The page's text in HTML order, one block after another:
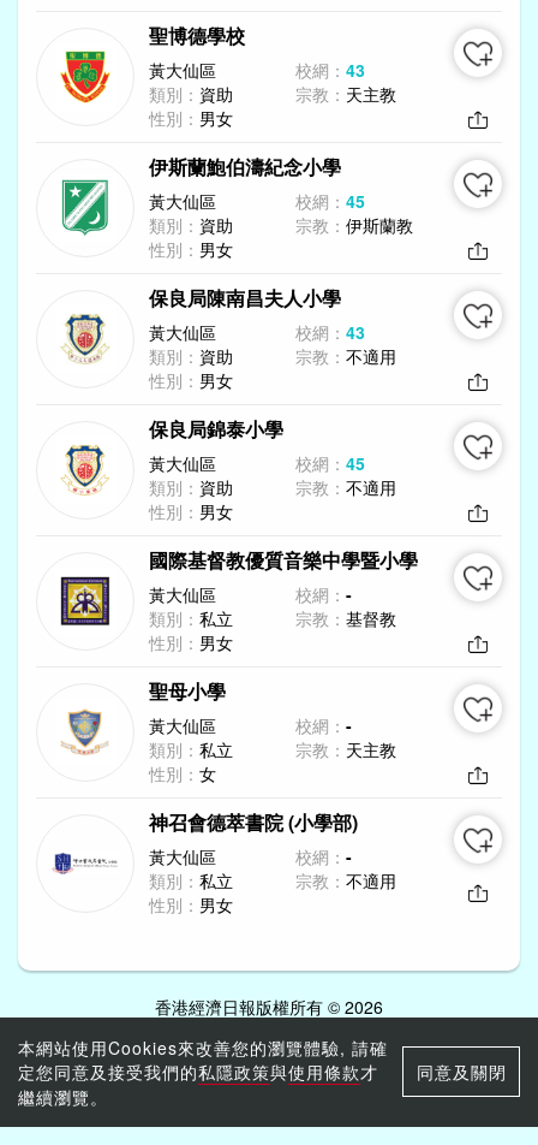
聖博德學校
黃大仙區 校網： 43
類別： 資助 宗教： 天主教
性別： 男女
伊斯蘭鮑伯濤紀念小學
黃大仙區 校網： 45
類別： 資助 宗教： 伊斯蘭教
性別： 男女
保良局陳南昌夫人小學
黃大仙區 校網： 43
類別： 資助 宗教： 不適用
性別： 男女
保良局錦泰小學
黃大仙區 校網： 45
類別： 資助 宗教： 不適用
性別： 男女
國際基督教優質音樂中學暨小學
黃大仙區 校網： -
類別： 私立 宗教： 基督教
性別： 男女
聖母小學
黃大仙區 校網： -
類別： 私立 宗教： 天主教
性別： 女
神召會德萃書院 (小學部)
黃大仙區 校網： -
類別： 私立 宗教： 不適用
性別： 男女
香港經濟日報版權所有 © 2026
本網站使用Cookies來改善您的瀏覽體驗, 請確
定您同意及接受我們的私隱政策與使用條款才
繼續瀏覽。
同意及關閉